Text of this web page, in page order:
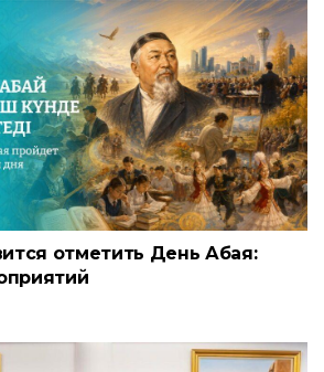
отметить День Абая: